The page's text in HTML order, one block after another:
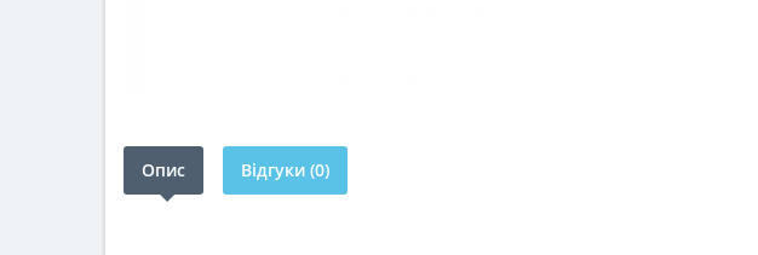
Опис Відгуки (0)